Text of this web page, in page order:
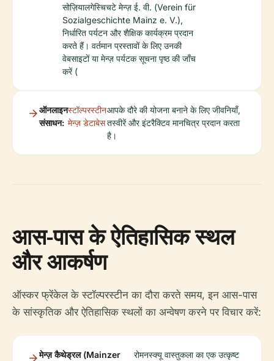
सोज़ियालगेस्चिचटे मेन्ज़ ई. वी. (Verein für
Sozialgeschichte Mainz e. V.),
निर्धारित पर्यटन और शैक्षिक कार्यक्रम प्रदान
करते हैं। वर्तमान प्रस्तावों के लिए उनकी
वेबसाइटों या मेन्ज़ पर्यटक सूचना पृष्ठ की जाँच
करें (
ऑनलाइन
संसाधन:
स्टॉल्परस्टीन
मेन्ज़ डेटाबेस
आपके दौरे की योजना बनाने के लिए जीवनियाँ,
तस्वीरें और इंटरैक्टिव मानचित्र प्रदान करता
है।
आस-पास के ऐतिहासिक स्थल
और आकर्षण
ऑस्कर फ्रेंकेल के स्टॉल्परस्टीन का दौरा करते समय, इन आस-पास
के सांस्कृतिक और ऐतिहासिक स्थलों का अन्वेषण करने पर विचार करें:
मेन्ज़ कैथेड्रल (Mainzer
रोमनस्क्यू वास्तुकला का एक उत्कृष्ट